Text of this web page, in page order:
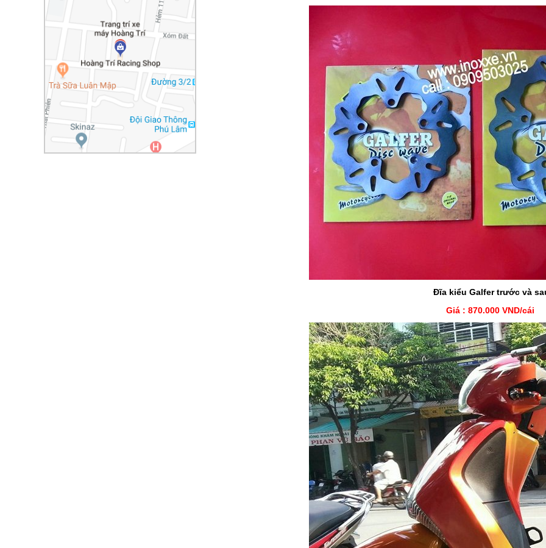
Đĩa kiểu Galfer trước và
Giá : 870.000 VND/cái